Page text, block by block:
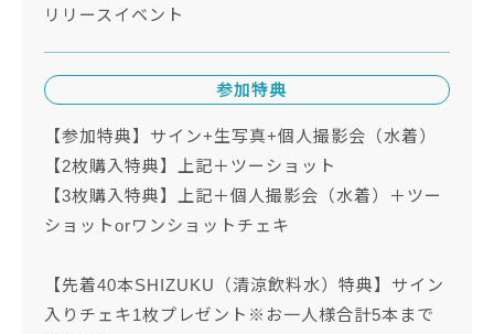
リリースイベント
参加特典
【参加特典】サイン+生写真+個人撮影会（水着）
【2枚購入特典】上記＋ツーショット
【3枚購入特典】上記＋個人撮影会（水着）＋ツー
ショットorワンショットチェキ
【先着40本SHIZUKU（清涼飲料水）特典】サイン
入りチェキ1枚プレゼント※お一人様合計5本まで